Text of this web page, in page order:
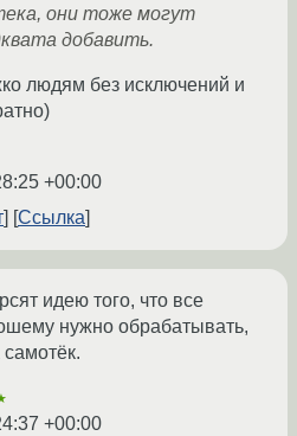
они тоже могут
добавить.
людям без исключений и
+00:00
Ссылка
идею того, что все
нужно обрабатывать,
самотёк.
+00:00